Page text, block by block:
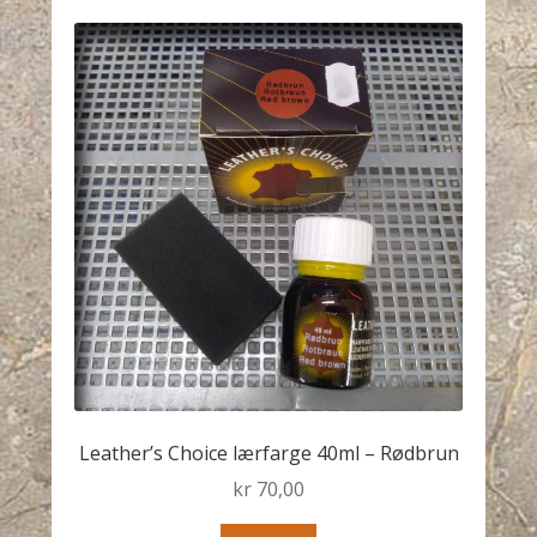
Leather’s Choice lærfarge 40ml – Rødbrun
kr 70,00